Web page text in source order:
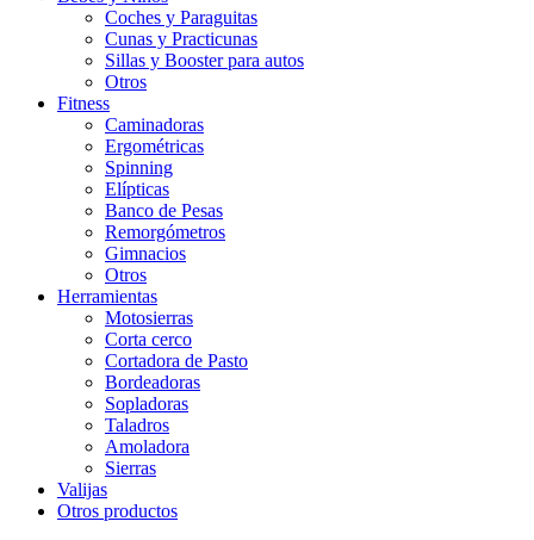
Coches y Paraguitas
Cunas y Practicunas
Sillas y Booster para autos
Otros
Fitness
Caminadoras
Ergométricas
Spinning
Elípticas
Banco de Pesas
Remorgómetros
Gimnacios
Otros
Herramientas
Motosierras
Corta cerco
Cortadora de Pasto
Bordeadoras
Sopladoras
Taladros
Amoladora
Sierras
Valijas
Otros productos